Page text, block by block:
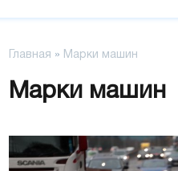
Главная » Марки машин
Марки машин